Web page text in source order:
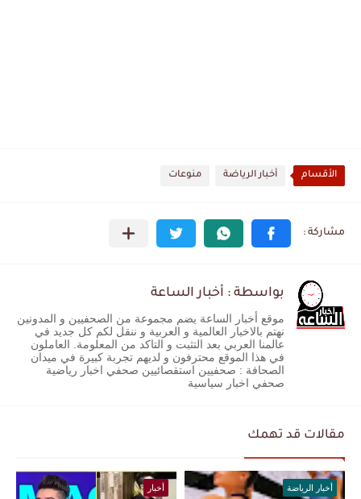
الأقسام أخبار الرياضة منوعات
بواسطة : أخبار الساعة
موقع أخبار الساعة يضم مجموعة من الصحفيين و المدونين
نهتم بالاخبار العالمية و العربية و ننقل لكم كل جديد في
عالمنا العربي بعد التثبت و التاكد من المعلومة. العاملون
في هذا الموقع محترفون و لديهم تجربة كبيرة في ميدان
الصحافة : صحفيين استقصائيين صحفي اخبار رياضية
صحفي اخبار سياسية
مقالات قد تهمك
أخبار الرياضة أخبار